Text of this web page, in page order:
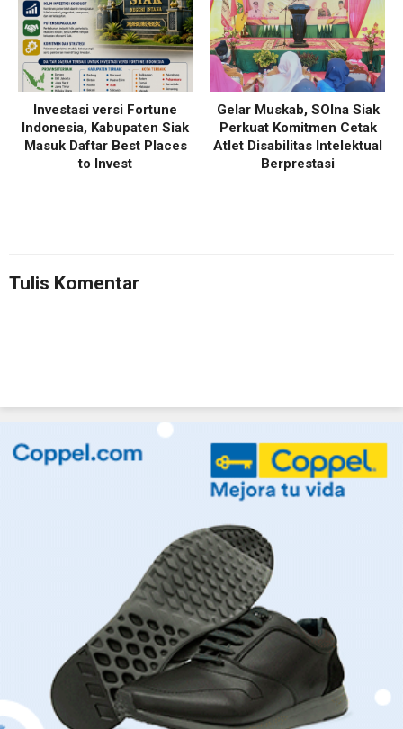
Investasi versi Fortune
Indonesia, Kabupaten Siak
Masuk Daftar Best Places
to Invest
Gelar Muskab, SOIna Siak
Perkuat Komitmen Cetak
Atlet Disabilitas Intelektual
Berprestasi
Tulis Komentar